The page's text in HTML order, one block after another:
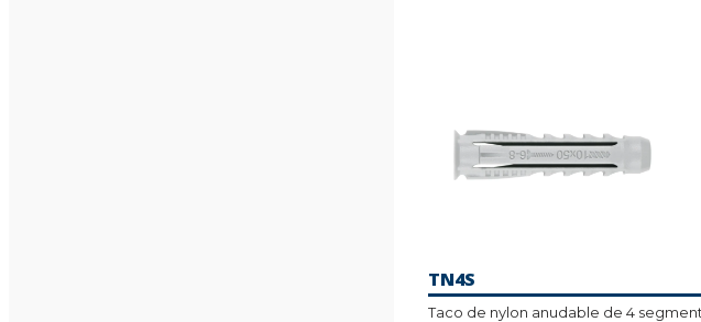
TN4S
Taco de nylon anudable de 4